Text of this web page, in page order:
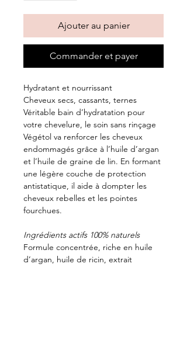
Ajouter au panier
Commander et payer
Hydratant et nourrissant
Cheveux secs, cassants, ternes
Véritable bain d’hydratation pour
votre chevelure, le soin sans rinçage
Végétol va renforcer les cheveux
endommagés grâce à l’huile d’argan
et l’huile de graine de lin. En formant
une légère couche de protection
antistatique, il aide à dompter les
cheveux rebelles et les pointes
fourchues.
Ingrédients actifs 100% naturels
Formule concentrée, riche en huile
d’argan, huile de ricin, extrait